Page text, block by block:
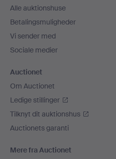
Alle auktionshuse
Betalingsmuligheder
Vi sender med
Sociale medier
Auctionet
Om Auctionet
Ledige stillinger
Tilknyt dit auktionshus
Auctionets garanti
Mere fra Auctionet